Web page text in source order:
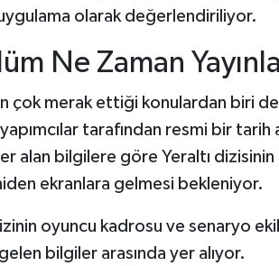
olarak değerlendiriliyor.
Ne Zaman
çok merak ettiği konulardan biri
tarafından resmi bir tarih
alan bilgilere göre Yeraltı
ekranlara gelmesi bekleniyor.
oyuncu kadrosu ve senaryo
bilgiler arasında yer alıyor.